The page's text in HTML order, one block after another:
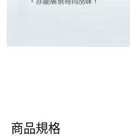
商品規格